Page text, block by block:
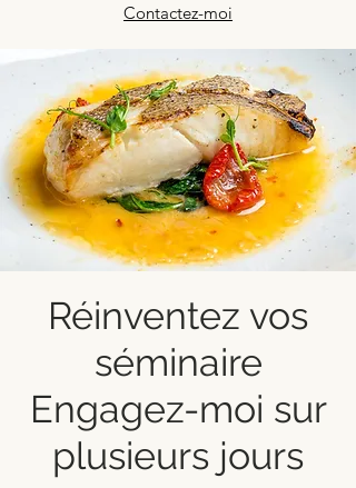
Contactez-moi
Réinventez vos
séminaire
Engagez-moi sur
plusieurs jours